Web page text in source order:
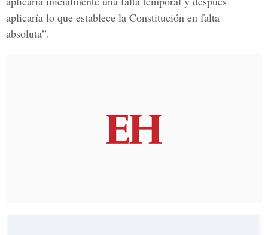
aplicaría lo que establece la Constitución en falta
absoluta”.